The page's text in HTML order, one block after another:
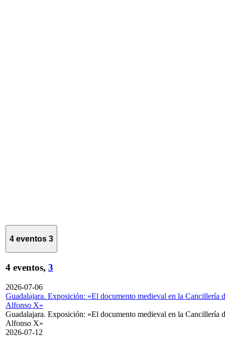
4 eventos 3
4 eventos, 3
2026-07-06
Guadalajara. Exposición: «El documento medieval en la Cancillería
Alfonso X»
Guadalajara. Exposición: «El documento medieval en la Cancillería
Alfonso X»
2026-07-12